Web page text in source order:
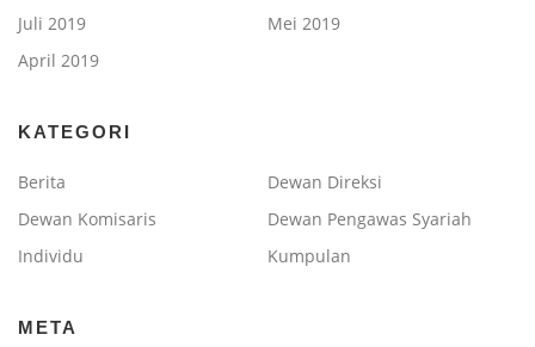
Juli 2019
Mei 2019
April 2019
KATEGORI
Berita
Dewan Direksi
Dewan Komisaris
Dewan Pengawas Syariah
Individu
Kumpulan
META